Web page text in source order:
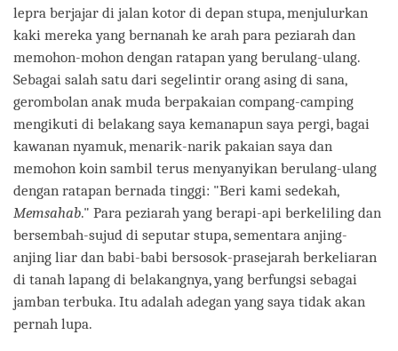
lepra berjajar di jalan kotor di depan stupa, menjulurkan
kaki mereka yang bernanah ke arah para peziarah dan
memohon-mohon dengan ratapan yang berulang-ulang.
Sebagai salah satu dari segelintir orang asing di sana,
gerombolan anak muda berpakaian compang-camping
mengikuti di belakang saya kemanapun saya pergi, bagai
kawanan nyamuk, menarik-narik pakaian saya dan
memohon koin sambil terus menyanyikan berulang-ulang
dengan ratapan bernada tinggi: "Beri kami sedekah,
Memsahab." Para peziarah yang berapi-api berkeliling dan
bersembah-sujud di seputar stupa, sementara anjing-
anjing liar dan babi-babi bersosok-prasejarah berkeliaran
di tanah lapang di belakangnya, yang berfungsi sebagai
jamban terbuka. Itu adalah adegan yang saya tidak akan
pernah lupa.